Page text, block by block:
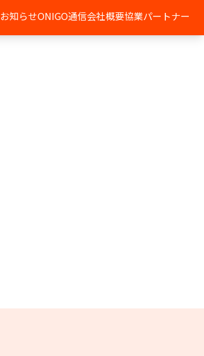
お知らせONIGO通信会社概要協業パートナー